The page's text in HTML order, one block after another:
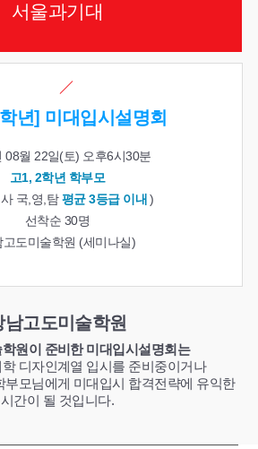
서울과기대
년] 미대입시설명회
08월 22일(토) 오후6시30분
고1, 2학년 학부모
국,영,탐평균 3등급 이내)
선착순 30명
고도미술학원 (세미나실)
남고도미술학원
원이 준비한 미대입시설명회는
디자인계열 입시를 준비중이거나
부모님에게 미대입시 합격전략에 유익한
시간이 될 것입니다.